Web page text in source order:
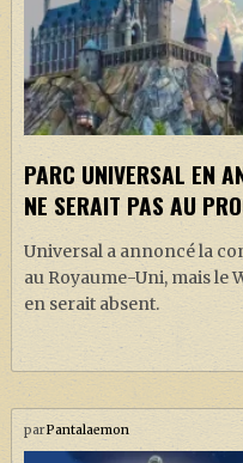
PARC UNIVERSAL EN
NE SERAIT PAS AU
Universal a annoncé la
au Royaume-Uni, mais
en serait absent.
parPantalaemon